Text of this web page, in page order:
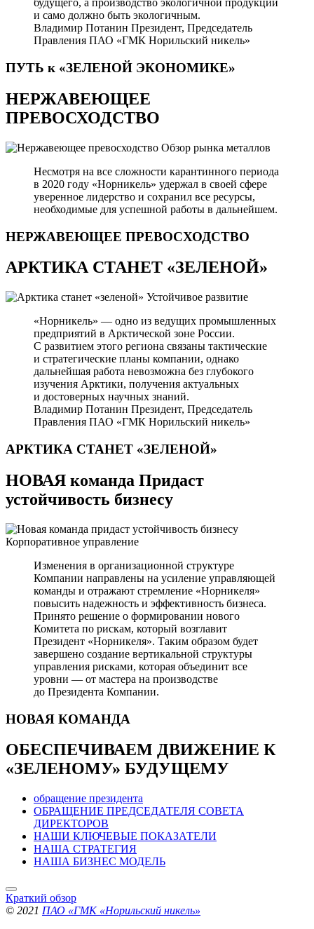
будущего, а производство экологичной продукции
и само должно быть экологичным.
Владимир Потанин Президент, Председатель
Правления ПАО «ГМК Норильский никель»
ПУТЬ к «ЗЕЛЕНОЙ ЭКОНОМИКЕ»
НЕРЖАВЕЮЩЕЕ
ПРЕВОСХОДСТВО
Обзор рынка металлов
Несмотря на все сложности карантинного периода
в 2020 году «Норникель» удержал в своей сфере
уверенное лидерство и сохранил все ресурсы,
необходимые для успешной работы в дальнейшем.
НЕРЖАВЕЮЩЕЕ ПРЕВОСХОДСТВО
АРКТИКА СТАНЕТ «ЗЕЛЕНОЙ»
Устойчивое развитие
«Норникель» — одно из ведущих промышленных
предприятий в Арктической зоне России.
С развитием этого региона связаны тактические
и стратегические планы компании, однако
дальнейшая работа невозможна без глубокого
изучения Арктики, получения актуальных
и достоверных научных знаний.
Владимир Потанин Президент, Председатель
Правления ПАО «ГМК Норильский никель»
АРКТИКА СТАНЕТ «ЗЕЛЕНОЙ»
НОВАЯ команда Придаст
устойчивость бизнесу
Корпоративное управление
Изменения в организационной структуре
Компании направлены на усиление управляющей
команды и отражают стремление «Норникеля»
повысить надежность и эффективность бизнеса.
Принято решение о формировании нового
Комитета по рискам, который возглавит
Президент «Норникеля». Таким образом будет
завершено создание вертикальной структуры
управления рисками, которая объединит все
уровни — от мастера на производстве
до Президента Компании.
НОВАЯ КОМАНДА
ОБЕСПЕЧИВАЕМ ДВИЖЕНИЕ К
«ЗЕЛЕНОМУ» БУДУЩЕМУ
обращение президента
ОБРАЩЕНИЕ ПРЕДСЕДАТЕЛЯ СОВЕТА
ДИРЕКТОРОВ
НАШИ КЛЮЧЕВЫЕ ПОКАЗАТЕЛИ
НАША СТРАТЕГИЯ
НАША БИЗНЕС МОДЕЛЬ
Краткий обзор
© 2021 ПАО «ГМК «Норильский никель»